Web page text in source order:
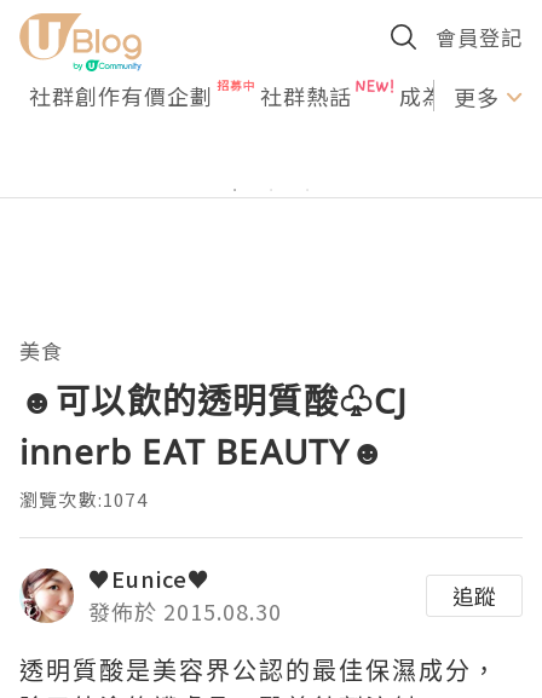
會員登記
社群創作有價企劃 社群熱話 成為U更多
美食
☻可以飲的透明質酸♧CJ
innerb EAT BEAUTY☻
瀏覽次數:1074
♥Eunice♥
發佈於 2015.08.30
追蹤
透明質酸是美容界公認的最佳保濕成分，